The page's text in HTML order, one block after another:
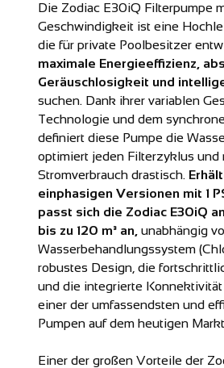
Die Zodiac E30iQ Filterpumpe
Geschwindigkeit ist eine
die für private Poolbesitzer
maximale Energieeffizienz,
Geräuschlosigkeit und
suchen. Dank ihrer variablen
Technologie und dem
definiert diese Pumpe die
optimiert jeden Filterzyklus und
Stromverbrauch drastisch.
einphasigen Versionen mit 1
passt sich die Zodiac E30iQ
bis zu 120 m³ an, unabhängig
Wasserbehandlungssystem
robustes Design, die
und die integrierte
einer der umfassendsten und
Pumpen auf dem heutigen
Einer der großen Vorteile der